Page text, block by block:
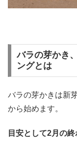
バラの芽かき
ングとは
バラの芽かきは新
から始めます。
目安として2月の